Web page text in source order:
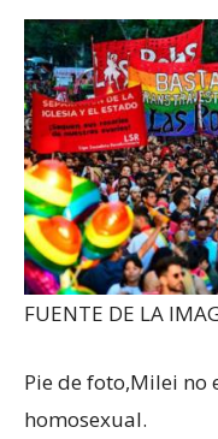
FUENTE DE LA
Pie de foto,Milei no
homosexual.